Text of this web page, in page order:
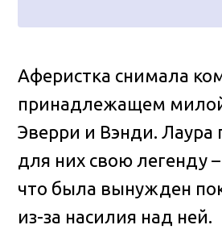
Аферистка снимала
принадлежащем
Эверри и Вэнди. Лаура
для них свою легенду –
что была вынужден
из-за насилия над ней.